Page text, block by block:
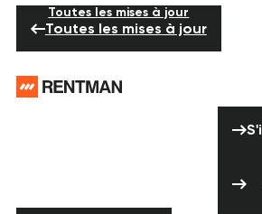
Toutes les mises à jour
Toutes les mises à jour